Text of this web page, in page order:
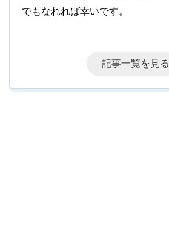
でもなれれば幸いです。
記事一覧を見る